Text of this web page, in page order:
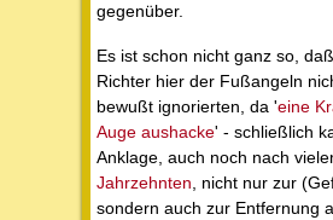
gegenüber.
Es ist schon nicht ganz so,
Richter hier der Fußangeln
bewußt ignorierten, da 'eine
Auge aushacke' - schließlich
Anklage, auch noch nach
Jahrzehnten , nicht nur zur
sondern auch zur Entfernung